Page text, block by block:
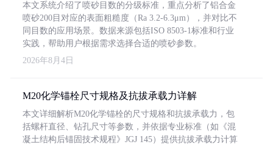
本文系统介绍了喷砂目数的分级标准，重点分析了铝合金
喷砂200目对应的表面粗糙度（Ra 3.2-6.3μm），并对比不
同目数的应用场景。数据来源包括ISO 8503-1标准和行业
实践，帮助用户根据需求选择合适的喷砂参数。
2026年8月4日
M20化学锚栓尺寸规格及抗拔承载力详解
本文详细解析M20化学锚栓的尺寸规格和抗拔承载力，包
括螺杆直径、钻孔尺寸等参数，并依据专业标准（如《混
凝土结构后锚固技术规程》JGJ 145）提供抗拔承载力计算